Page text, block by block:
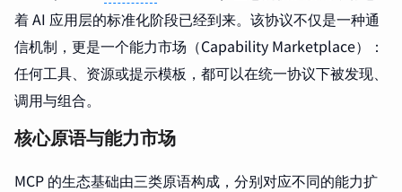
着 AI 应用层的标准化阶段已经到来。该协议不仅是一种通
信机制，更是一个能力市场（Capability Marketplace）：
任何工具、资源或提示模板，都可以在统一协议下被发现、
调用与组合。
核心原语与能力市场
MCP 的生态基础由三类原语构成，分别对应不同的能力扩